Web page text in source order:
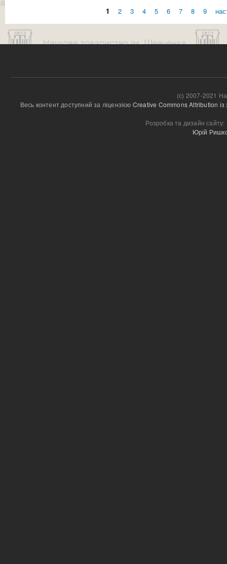
Сторінки
1 2 3 4 5 6 7 8 9
(c) 2007-2021
Весь контент доступний за ліцензією Creative Commons Attribution
Розробка та дизайн сайту:
Юрій